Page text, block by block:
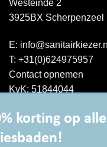
Westeinde 2
3925BX Scherpenzeel
E: info@sanitairkiezer.nl
T: +31(0)624975957
Contact opnemen
KvK: 51844044
korting op